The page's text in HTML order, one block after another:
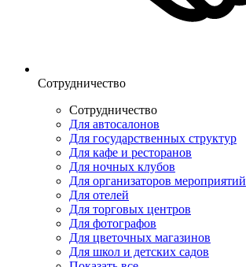
Сотрудничество
Сотрудничество
Для автосалонов
Для государственных структур
Для кафе и ресторанов
Для ночных клубов
Для организаторов мероприятий
Для отелей
Для торговых центров
Для фотографов
Для цветочных магазинов
Для школ и детских садов